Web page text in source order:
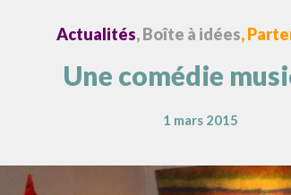
Actualités, Boîte à idées,
Une comédie
1 mars 2015